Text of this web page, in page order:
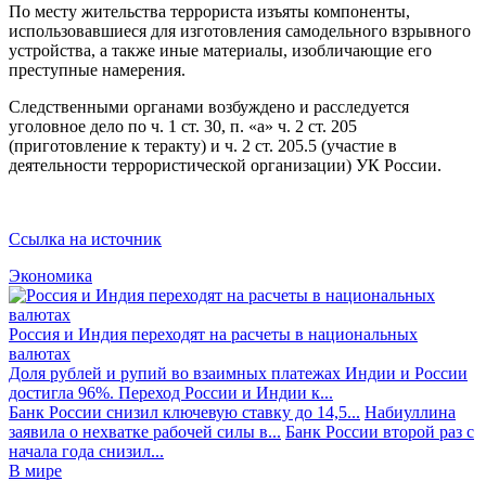
По месту жительства террориста изъяты компоненты,
использовавшиеся для изготовления самодельного взрывного
устройства, а также иные материалы, изобличающие его
преступные намерения.
Следственными органами возбуждено и расследуется
уголовное дело по ч. 1 ст. 30, п. «а» ч. 2 ст. 205
(приготовление к теракту) и ч. 2 ст. 205.5 (участие в
деятельности террористической организации) УК России.
Ссылка на источник
Экономика
Россия и Индия переходят на расчеты в национальных
валютах
Доля рублей и рупий во взаимных платежах Индии и России
достигла 96%. Переход России и Индии к...
Банк России снизил ключевую ставку до 14,5... Набиуллина
заявила о нехватке рабочей силы в... Банк России второй раз с
начала года снизил...
В мире